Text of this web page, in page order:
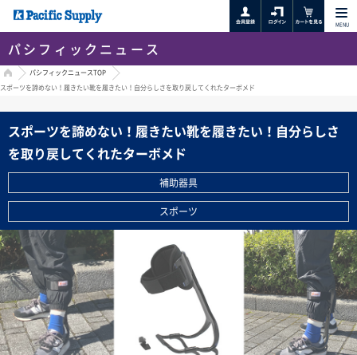
MENU
パシフィックニュース
HOMEパシフィックニュースTOP
スポーツを諦めない！履きたい靴を履きたい！自分らしさを取り戻してくれたターボメド
スポーツを諦めない！履きたい靴を履きたい！自分らしさ
を取り戻してくれたターボメド
補助器具
スポーツ